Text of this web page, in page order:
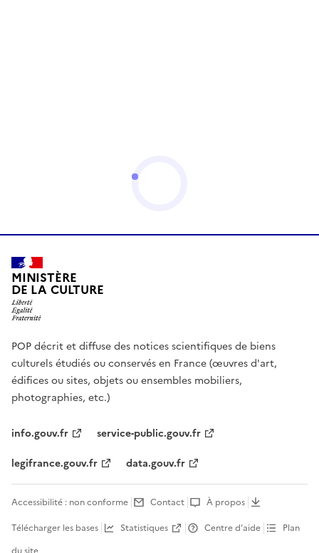
MINISTÈRE
DE LA CULTURE
POP décrit et diffuse des notices scientifiques de biens
culturels étudiés ou conservés en France (œuvres d'art,
édifices ou sites, objets ou ensembles mobiliers,
photographies, etc.)
info.gouv.fr
service-public.gouv.fr
legifrance.gouv.fr
data.gouv.fr
Accessibilité : non conforme Contact
À propos
Télécharger les bases
Statistiques Centre d’aide
Plan